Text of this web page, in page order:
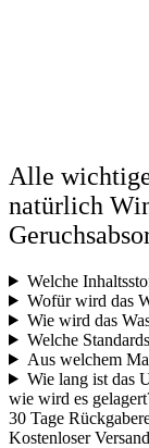
Alle
natürlich
Welche
Wofür wird das
Wie wird das
Welche
Aus welchem
Wie lang ist das
wie wird es
30 Tage
Kostenloser